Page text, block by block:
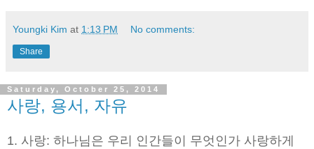
Youngki Kim at 1:13 PM No comments:
Share
Saturday, October 25, 2014
사랑, 용서, 자유
1. 사랑: 하나님은 우리 인간들이 무엇인가 사랑하게